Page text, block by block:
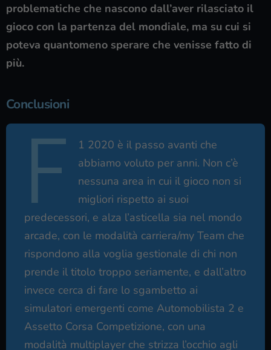
problematiche che nascono dall’aver rilasciato il
gioco con la partenza del mondiale, ma su cui si
poteva quantomeno sperare che venisse fatto di
più.
Conclusioni
F
1 2020 è il passo avanti che
abbiamo voluto per anni. Non c’è
nessuna area in cui il gioco non si
migliori rispetto ai suoi
predecessori, e alza l’asticella sia nel mondo
arcade, con le modalità carriera/my Team che
rispondono alla voglia gestionale di chi non
prende il titolo troppo seriamente, e dall’altro
invece cerca di fare lo sgambetto ai
simulatori emergenti come Automobilista 2 e
Assetto Corsa Competizione, con una
modalità multiplayer che strizza l’occhio agli